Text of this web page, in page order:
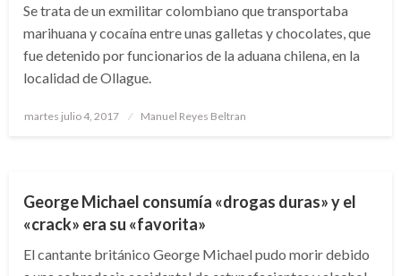
Se trata de un exmilitar colombiano que transportaba
marihuana y cocaína entre unas galletas y chocolates, que
fue detenido por funcionarios de la aduana chilena, en la
localidad de Ollague.
Publicado
martes julio 4, 2017 Manuel Reyes Beltran
George Michael consumía «drogas duras» y el
«crack» era su «favorita»
El cantante británico George Michael pudo morir debido